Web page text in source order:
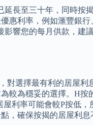
長至三十年，同時按
惠利率，例如滙豐銀
響您的每月供款，建
對選擇最有利的居屋利
較為穩妥的選擇。H按
利率可能會較P按低
，確保按揭的居屋利息